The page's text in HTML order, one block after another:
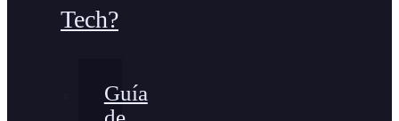
Tech?
Guía